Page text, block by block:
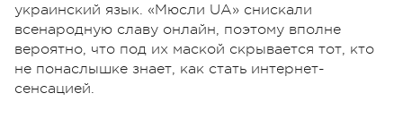
украинский язык. «Мюсли UA» снискали
всенародную славу онлайн, поэтому вполне
вероятно, что под их маской скрывается тот, кто
не понаслышке знает, как стать интернет-
сенсацией.